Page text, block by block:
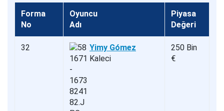
Forma
No
Oyuncu
Adı
Piyasa
Değeri
32
Yimy Gómez
Kaleci
250 Bin
€